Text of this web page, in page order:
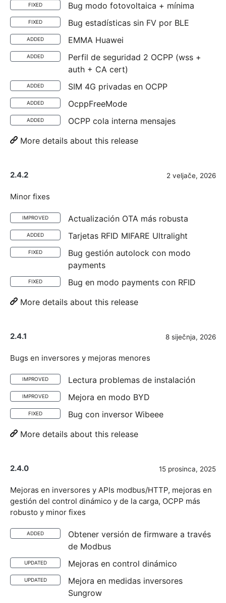
FIXED Bug modo fotovoltaica + mínima
FIXED Bug estadísticas sin FV por BLE
ADDED EMMA Huawei
ADDED
Perfil de seguridad 2 OCPP (wss +
auth + CA cert)
ADDED SIM 4G privadas en OCPP
ADDED OcppFreeMode
ADDED
OCPP cola interna mensajes
More details about this release
2.4.2 2 veljače, 2026
Minor fixes
IMPROVED Actualización OTA más robusta
ADDED Tarjetas RFID MIFARE Ultralight
FIXED
Bug gestión autolock con modo
payments
FIXED
Bug en modo payments con RFID
More details about this release
2.4.1 8 siječnja, 2026
Bugs en inversores y mejoras menores
IMPROVED Lectura problemas de instalación
IMPROVED Mejora en modo BYD
FIXED
Bug con inversor Wibeee
More details about this release
2.4.0 15 prosinca, 2025
Mejoras en inversores y APIs modbus/HTTP, mejoras en
gestión del control dinámico y de la carga, OCPP más
robusto y minor fixes
ADDED
Obtener versión de firmware a través
de Modbus
UPDATED Mejoras en control dinámico
UPDATED
Mejora en medidas inversores
Sungrow